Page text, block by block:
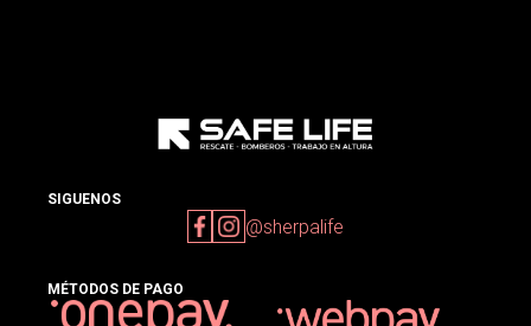
SIGUENOS
@sherpalife
MÉTODOS DE PAGO